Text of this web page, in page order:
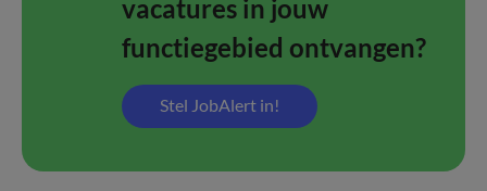
vacatures in jouw
functiegebied ontvangen?
Stel JobAlert in!